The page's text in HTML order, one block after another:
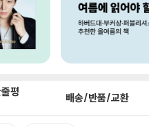
평 배송/반품/교환